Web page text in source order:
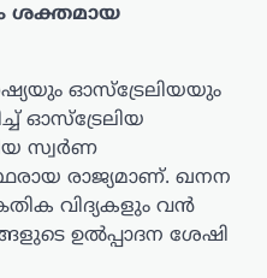
ശക്തമായ
ഓസ്‌ട്രേലിയയും
ഓസ്‌ട്രേലിയ
സ്വർണ
രാജ്യമാണ്. ഖനന
വിദ്യകളും വൻ
ഉൽപ്പാദന ശേഷി